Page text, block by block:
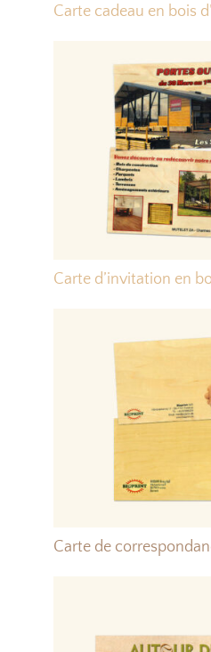
Carte cadeau en bois
Carte d’invitation en
Carte de